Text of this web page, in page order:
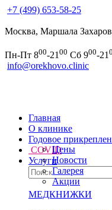
+7 (499) 653-58-25
Москва, Маршала
Пн-Пт 800-21 00 Сб 900-21
info@orekhovo.clinic
Главная
О клинике
Цены
Новости
Галерея
Акции
Годовое
COVID
Услуги
МЕДКНИЖКИ